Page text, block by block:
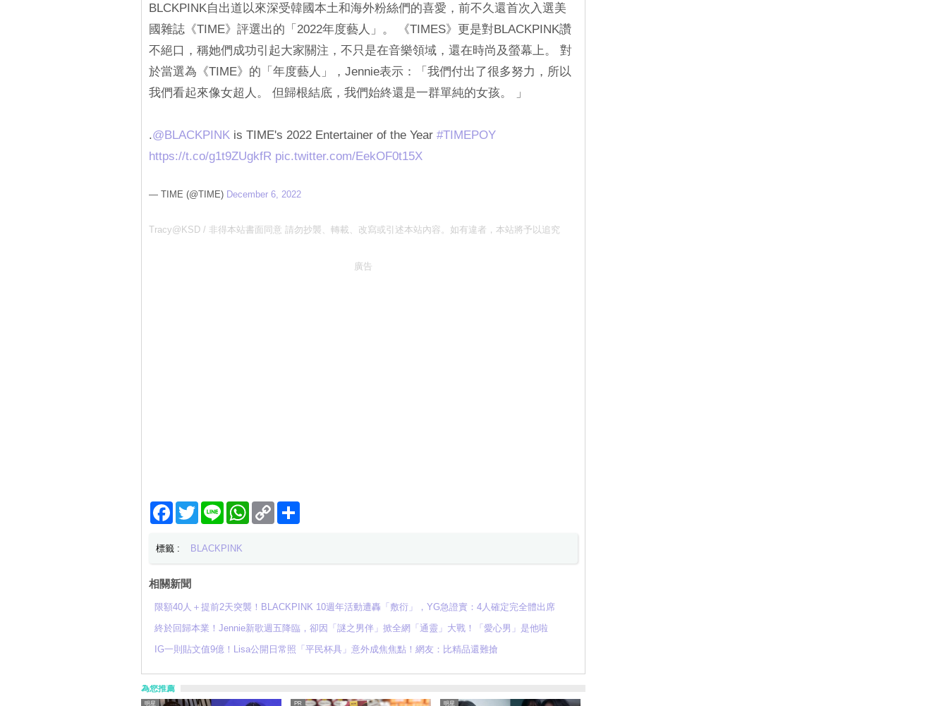
BLCKPINK自出道以來深受韓國本土和海外粉絲們的喜愛，前不久還首次入選美
國雜誌《TIME》評選出的「2022年度藝人」。 《TIMES》更是對BLACKPINK讚
不絕口，稱她們成功引起大家關注，不只是在音樂領域，還在時尚及螢幕上。 對
於當選為《TIME》的「年度藝人」，Jennie表示：「我們付出了很多努力，所以
我們看起來像女超人。 但歸根結底，我們始終還是一群單純的女孩。 」
.@BLACKPINKis TIME's 2022 Entertainer of the Year #TIMEPOY
https://t.co/g1t9ZUgkfR pic.twitter.com/EekOF0t15X
— TIME (@TIME) December 6, 2022
Tracy@KSD / 非得本站書面同意 請勿抄襲、轉載、改寫或引述本站內容。如有違者，本站將予以追究
廣告
Facebook
TwitterLine WhatsApp
Copy
Link
分
標籤 : BLACKPINK
相關新聞
限額40人＋提前2天突襲！BLACKPINK 10週年活動遭轟「敷衍」，YG急證實：4人確定完全體出席
終於回歸本業！Jennie新歌週五降臨，卻因「謎之男伴」掀全網「通靈」大戰！「愛心男」是他啦
IG一則貼文值9億！Lisa公開日常照「平民杯具」意外成焦焦點！網友：比精品還難搶
為您推薦
明星 明星